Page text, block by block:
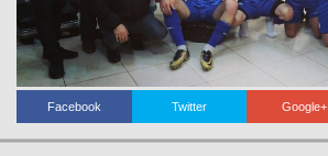
Facebook Twitter Google+